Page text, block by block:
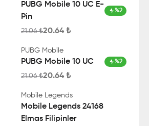
PUBG Mobile 10 UC E-
Pin
%2
21.06₺20.64 ₺
PUBG Mobile
PUBG Mobile 10 UC %2
21.06₺20.64 ₺
Mobile Legends
Mobile Legends 24168
Elmas Filipinler